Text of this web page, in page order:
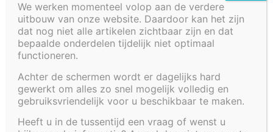
Verkooppunten
Fonteinbakken
Plantenfilters met waterval
Vijvers
Geen producten gevonden die aan je
zoekcriteria voldoen.
We werken momenteel volop aan de verdere
uitbouw van onze website. Daardoor kan het zijn
dat nog niet alle artikelen zichtbaar zijn en dat
bepaalde onderdelen tijdelijk niet optimaal
functioneren.
Achter de schermen wordt er dagelijks hard
gewerkt om alles zo snel mogelijk volledig en
gebruiksvriendelijk voor u beschikbaar te maken.
Heeft u in de tussentijd een vraag of wenst u